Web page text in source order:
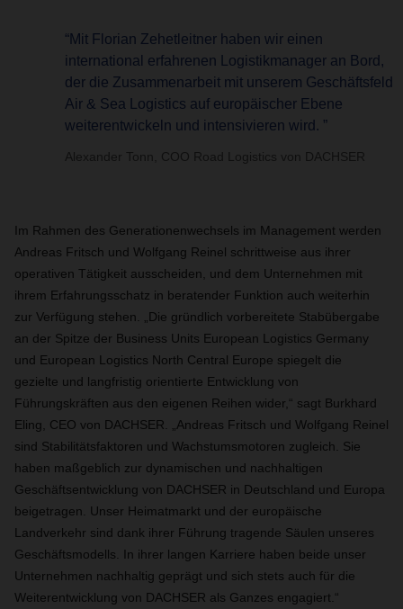
“Mit Florian Zehetleitner haben wir einen
international erfahrenen Logistikmanager an Bord,
der die Zusammenarbeit mit unserem Geschäftsfeld
Air & Sea Logistics auf europäischer Ebene
weiterentwickeln und intensivieren wird. ”
Alexander Tonn, COO Road Logistics von DACHSER
Im Rahmen des Generationenwechsels im Management werden
Andreas Fritsch und Wolfgang Reinel schrittweise aus ihrer
operativen Tätigkeit ausscheiden, und dem Unternehmen mit
ihrem Erfahrungsschatz in beratender Funktion auch weiterhin
zur Verfügung stehen. „Die gründlich vorbereitete Stabübergabe
an der Spitze der Business Units European Logistics Germany
und European Logistics North Central Europe spiegelt die
gezielte und langfristig orientierte Entwicklung von
Führungskräften aus den eigenen Reihen wider,“ sagt Burkhard
Eling, CEO von DACHSER. „Andreas Fritsch und Wolfgang Reinel
sind Stabilitätsfaktoren und Wachstumsmotoren zugleich. Sie
haben maßgeblich zur dynamischen und nachhaltigen
Geschäftsentwicklung von DACHSER in Deutschland und Europa
beigetragen. Unser Heimatmarkt und der europäische
Landverkehr sind dank ihrer Führung tragende Säulen unseres
Geschäftsmodells. In ihrer langen Karriere haben beide unser
Unternehmen nachhaltig geprägt und sich stets auch für die
Weiterentwicklung von DACHSER als Ganzes engagiert.“